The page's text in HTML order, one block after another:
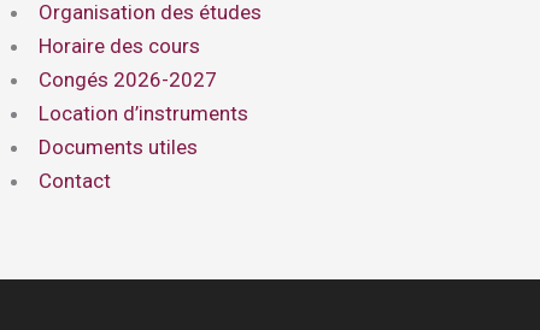
Organisation des études
Horaire des cours
Congés 2026-2027
Location d’instruments
Documents utiles
Contact